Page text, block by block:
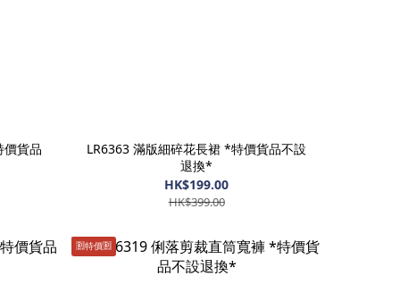
價貨品
LR6363 滿版細碎花長裙 *特價貨品不設
退換*
HK$199.00
HK$399.00
🈹️特價🈹️